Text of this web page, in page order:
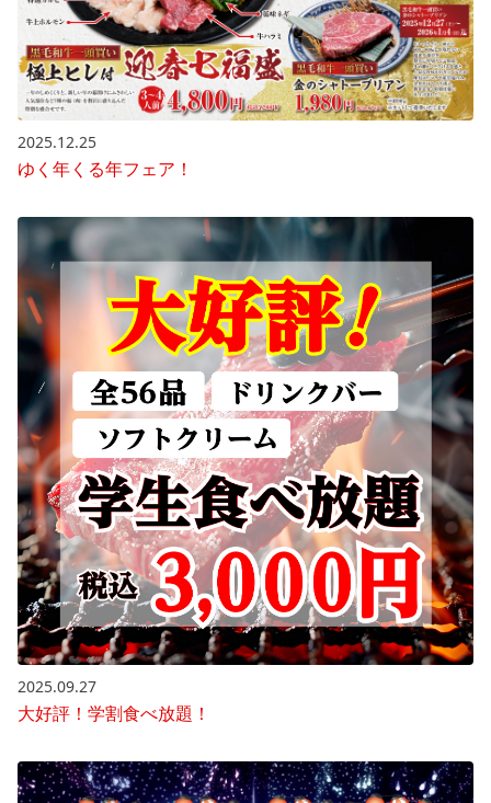
2025.12.25
ゆく年くる年フェア！
2025.09.27
大好評！学割食べ放題！